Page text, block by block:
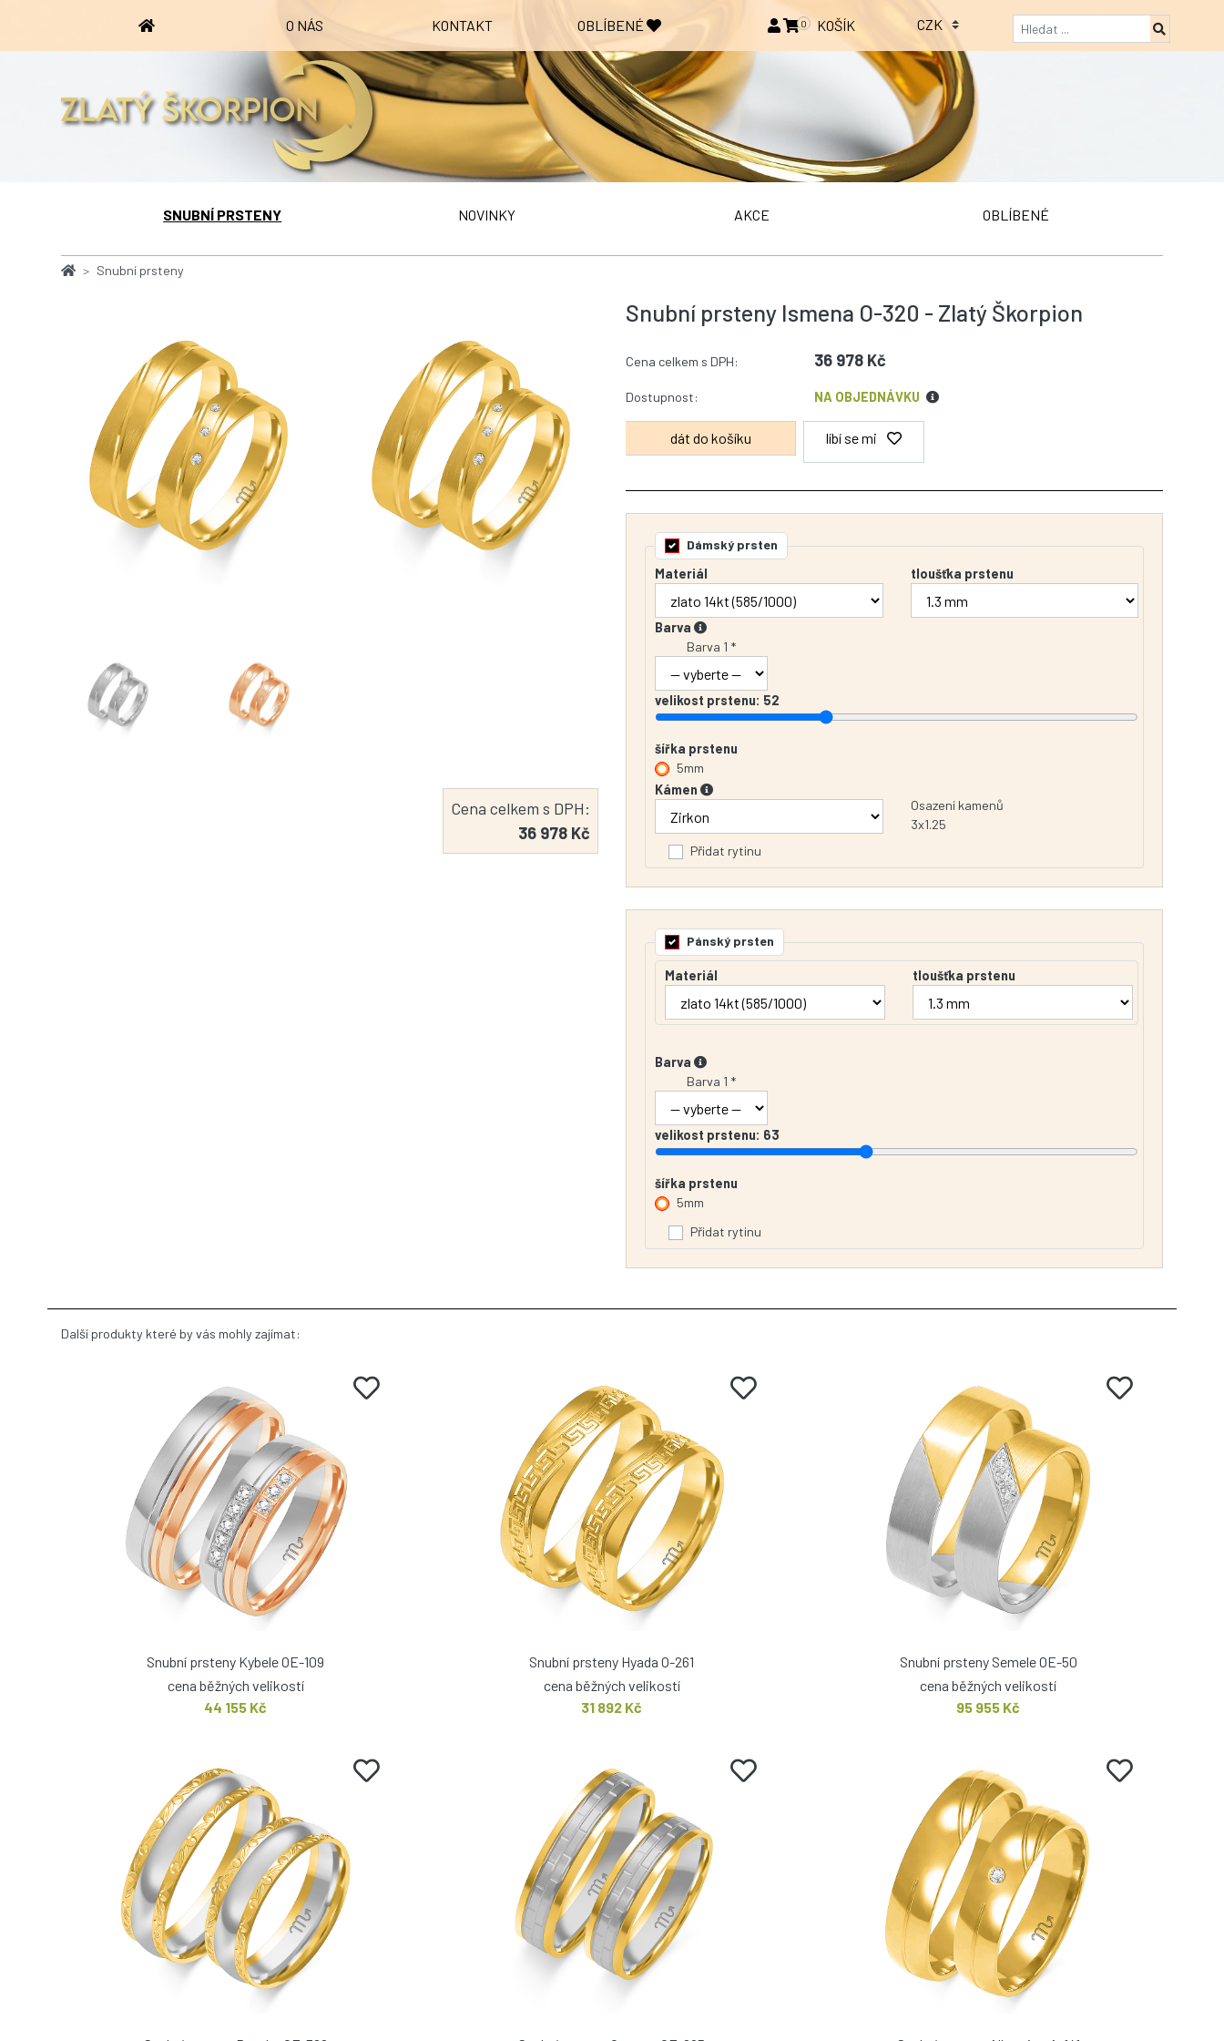
O NÁS KONTAKT OBLÍBENÉ 0 KOŠÍK
SNUBNÍ PRSTENY NOVINKY AKCE OBLÍBENÉ
Snubní prsteny
Cena celkem s DPH:
36 978 Kč
Snubní prsteny Ismena O-320 - Zlatý Škorpion
Cena celkem s DPH: 36 978 Kč
Dostupnost: NA OBJEDNÁVKU
líbí se mi
Dámský prsten
Materiál
tloušťka prstenu
Barva
Barva 1 *
velikost prstenu: 52
šířka prstenu
5mm
Kámen
Osazení kamenů
3x1.25
Přidat rytinu
Pánský prsten
Materiál tloušťka prstenu
Barva
Barva 1 *
velikost prstenu: 63
šířka prstenu
5mm
Přidat rytinu
Další produkty které by vás mohly zajímat:
Snubní prsteny Kybele OE-109
cena běžných velikostí
44 155 Kč
Snubní prsteny Hyada O-261
cena běžných velikostí
31 892 Kč
Snubní prsteny Semele OE-50
cena běžných velikostí
95 955 Kč